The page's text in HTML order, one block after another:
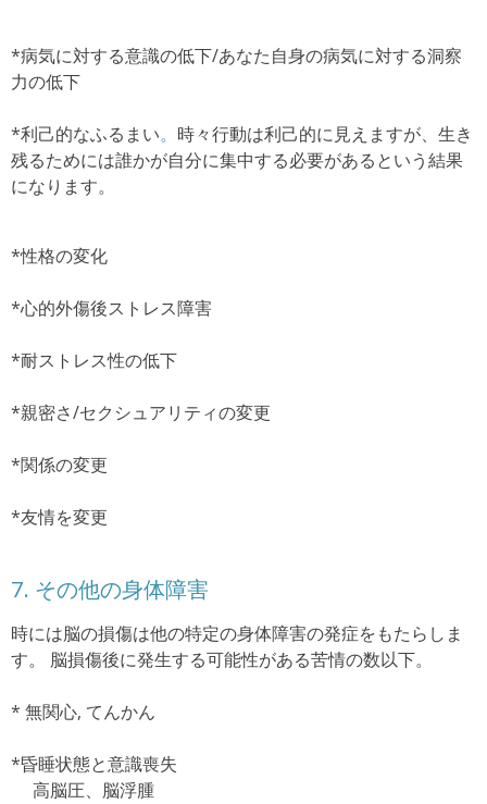
*病気に対する意識の低下/あなた自身の病気に対する洞察
力の低下
*利己的なふるまい。 時々行動は利己的に見えますが、生き
残るためには誰かが自分に集中する必要があるという結果
になります。
*性格の変化
*心的外傷後ストレス障害
*耐ストレス性の低下
*親密さ/セクシュアリティの変更
*関係の変更
*友情を変更
7. その他の身体障害
時には脳の損傷は他の特定の身体障害の発症をもたらしま
す。
脳損傷後に発生する可能性がある苦情の数以下。
* 無関心, てんかん
*昏睡状態と意識喪失
高脳圧、脳浮腫